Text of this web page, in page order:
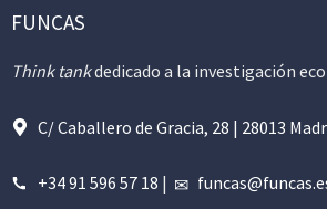
FUNCAS
Think tankdedicado a la investigación
C/ Caballero de Gracia, 28 | 28013
+34 91 596 57 18 |